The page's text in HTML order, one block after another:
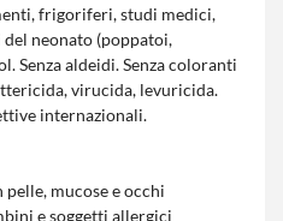
frigoriferi, studi medici,
neonato (poppatoi,
Senza aldeidi. Senza coloranti
virucida, levuricida.
internazionali.
mucose e occhi
e soggetti allergici